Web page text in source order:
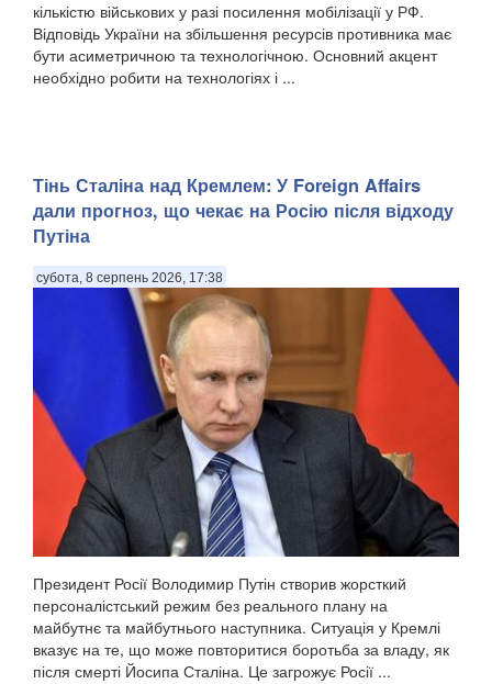
кількістю військових у разі посилення мобілізації у РФ.
Відповідь України на збільшення ресурсів противника має
бути асиметричною та технологічною. Основний акцент
необхідно робити на технологіях і ...
Тінь Сталіна над Кремлем: У Foreign Affairs
дали прогноз, що чекає на Росію після відходу
Путіна
субота, 8 серпень 2026, 17:38
Президент Росії Володимир Путін створив жорсткий
персоналістський режим без реального плану на
майбутнє та майбутнього наступника. Ситуація у Кремлі
вказує на те, що може повторитися боротьба за владу, як
після смерті Йосипа Сталіна. Це загрожує Росії ...